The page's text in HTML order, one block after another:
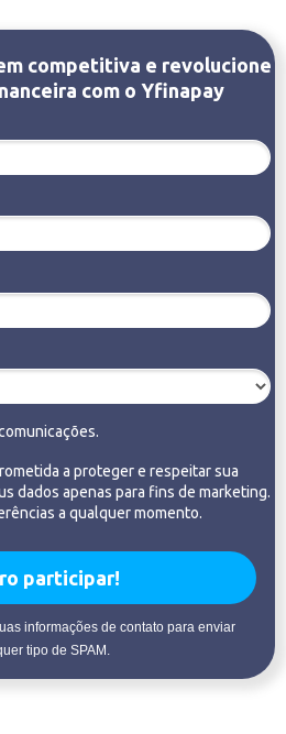
competitiva e revolucione
com o Yfinapay
a proteger e respeitar sua
dados apenas para fins de marketing.
a qualquer momento.
participar!
informações de contato para enviar
tipo de SPAM.